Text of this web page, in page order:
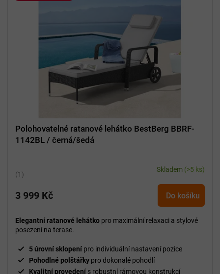
Polohovatelné ratanové lehátko BestBerg BBRF-
1142BL / černá/šedá
Průměrné
produktu
5,0
z
hvězdiček.
Skladem (>5 ks)
3 999 Kč Do košíku
Elegantní ratanové lehátko pro maximální relaxaci a stylové
posezení na terase.
5 úrovní sklopení pro individuální nastavení pozice
Pohodlné polštářky pro dokonalé pohodlí
Kvalitní provedení s robustní rámovou konstrukcí